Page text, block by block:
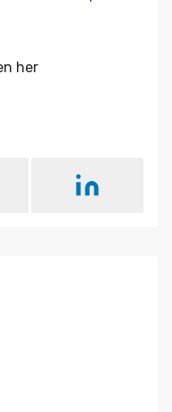
her